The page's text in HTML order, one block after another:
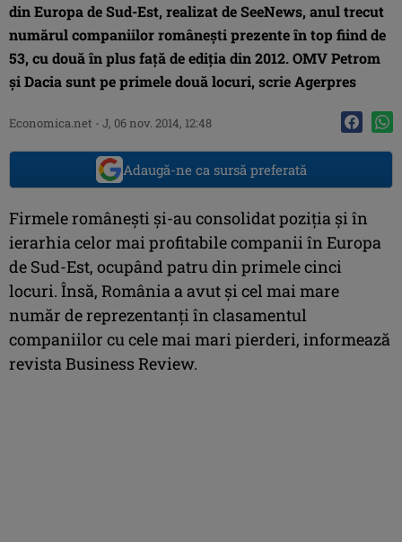
din Europa de Sud-Est, realizat de SeeNews, anul trecut
numărul companiilor românești prezente în top fiind de
53, cu două în plus față de ediția din 2012. OMV Petrom
şi Dacia sunt pe primele două locuri, scrie Agerpres
Economica.net - J, 06 nov. 2014, 12:48
Adaugă-ne ca sursă preferată
Firmele românești și-au consolidat poziția și în
ierarhia celor mai profitabile companii în Europa
de Sud-Est, ocupând patru din primele cinci
locuri. Însă, România a avut și cel mai mare
număr de reprezentanți în clasamentul
companiilor cu cele mai mari pierderi, informează
revista Business Review.